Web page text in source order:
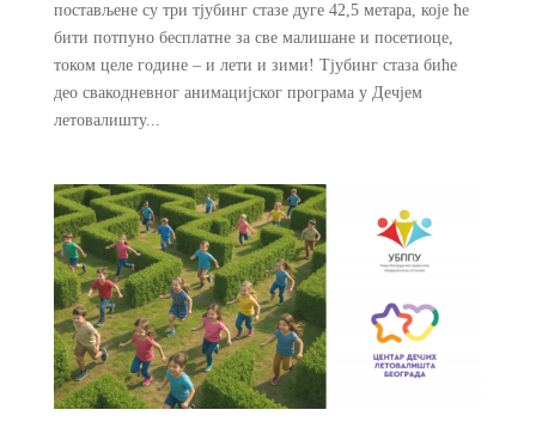
постављене су три тјубинг стазе дуге 42,5 метара, које ће
бити потпуно бесплатне за све малишане и посетиоце,
током целе године – и лети и зими! Тјубинг стаза биће
део свакодневног анимацијског програма у Дечјем
летовалишту...